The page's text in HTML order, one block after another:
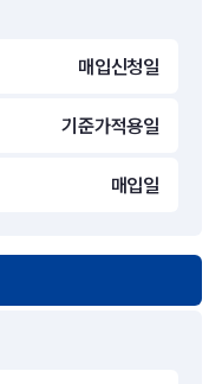
매입신청일
기준가적용일
매입일